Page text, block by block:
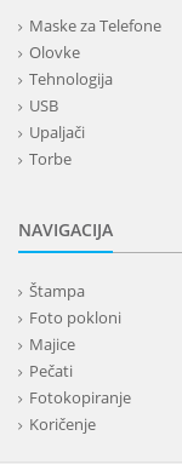
Maske za Telefone
Olovke
Tehnologija
USB
Upaljači
Torbe
Alati i oprema
Kišobrani
Kućni setovi
Tekstil
Kape
Rokovnici
Kalendari
NAVIGACIJA
Štampa
Foto pokloni
Majice
Pečati
Fotokopiranje
Koričenje